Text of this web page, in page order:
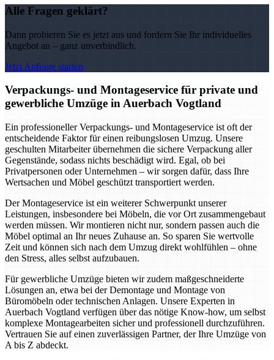
Alle Fragen geklärt?
Dann probieren Sie es jetzt aus und fordern Sie Ihr individuelles
Angebot an – ganz unverbindlich.
Jetzt Anfrage starten
Verpackungs- und Montageservice für private und
gewerbliche Umzüge in Auerbach Vogtland
Ein professioneller Verpackungs- und Montageservice ist oft der
entscheidende Faktor für einen reibungslosen Umzug. Unsere
geschulten Mitarbeiter übernehmen die sichere Verpackung aller
Gegenstände, sodass nichts beschädigt wird. Egal, ob bei
Privatpersonen oder Unternehmen – wir sorgen dafür, dass Ihre
Wertsachen und Möbel geschützt transportiert werden.
Der Montageservice ist ein weiterer Schwerpunkt unserer
Leistungen, insbesondere bei Möbeln, die vor Ort zusammengebaut
werden müssen. Wir montieren nicht nur, sondern passen auch die
Möbel optimal an Ihr neues Zuhause an. So sparen Sie wertvolle
Zeit und können sich nach dem Umzug direkt wohlfühlen – ohne
den Stress, alles selbst aufzubauen.
Für gewerbliche Umzüge bieten wir zudem maßgeschneiderte
Lösungen an, etwa bei der Demontage und Montage von
Büromöbeln oder technischen Anlagen. Unsere Experten in
Auerbach Vogtland verfügen über das nötige Know-how, um selbst
komplexe Montagearbeiten sicher und professionell durchzuführen.
Vertrauen Sie auf einen zuverlässigen Partner, der Ihre Umzüge von
A bis Z abdeckt.